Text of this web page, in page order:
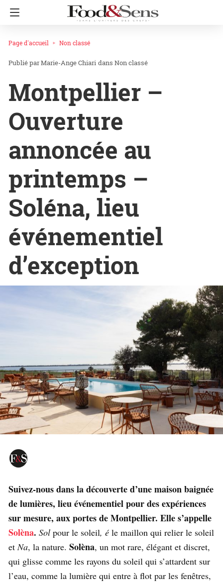
Page d'accueil Non classé
Marie-Ange Chiari dans Non classé
Montpellier –
Ouverture
annoncée au
printemps –
Soléna, lieu
événementiel
d’exception
Suivez-nous dans la découverte d’une maison baignée
de lumières, lieu événementiel pour des expériences
sur mesure, aux portes de Montpellier. Elle s’appelle
Solèna. Sol pour le soleil, é le maillon qui relier le soleil
et Na, la nature. Solèna, un mot rare, élégant et discret,
qui glisse comme les rayons du soleil qui s’attardent sur
l’eau, comme la lumière qui entre à flot par les fenêtres,